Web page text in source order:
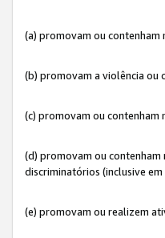
(a) promovam ou contenham
(b) promovam a violência ou
(c) promovam ou
(d) promovam ou contenham
discriminatórios (inclusive
(e) promovam ou realizem